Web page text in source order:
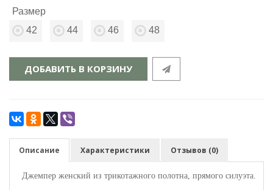
Размер
42
44 46 48
ДОБАВИТЬ В КОРЗИНУ
Описание Характеристики Отзывов (0)
Джемпер женский из трикотажного полотна, прямого силуэта.